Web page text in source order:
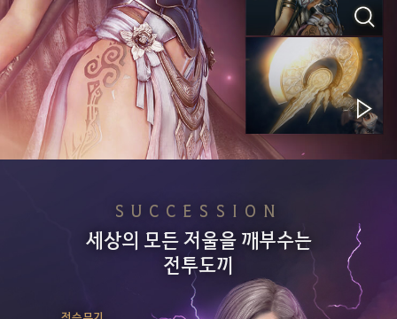
SUCCESSION
세상의 모든 저울을 깨부수는
전투도끼